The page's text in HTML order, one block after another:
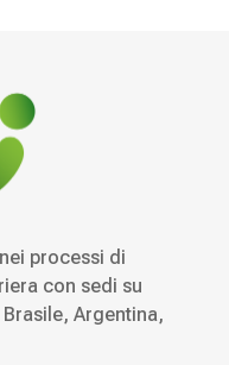
processi di
con sedi su
Argentina,